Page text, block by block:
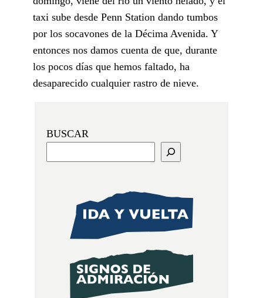
taxi sube desde Penn Station dando tumbos
por los socavones de la Décima Avenida. Y
entonces nos damos cuenta de que, durante
los pocos días que hemos faltado, ha
desaparecido cualquier rastro de nieve.
BUSCAR